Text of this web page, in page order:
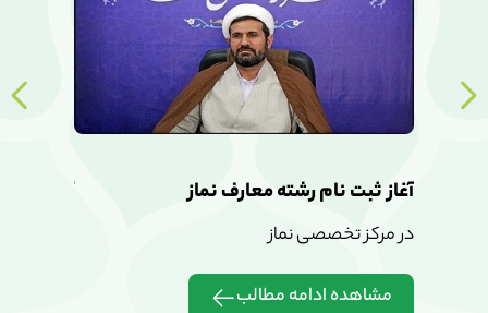
آغاز ثبت نام رشته معارف نماز
در مرکز تخصصی نماز
مشاهده ادامه مطالب